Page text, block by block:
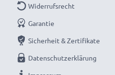
USB, USB-C oder Apple
erhältlich
Schonendes Laden für lange
geprüftes Netzgerät /
Widerrufsrecht
Garantie
Sicherheit & Zertifikate
Datenschutzerklärung